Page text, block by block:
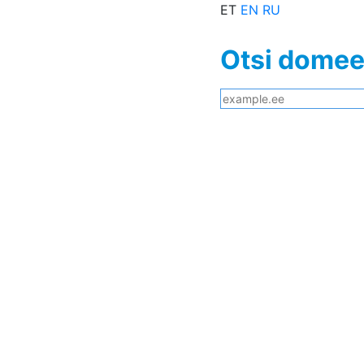
ET EN RU
Otsi